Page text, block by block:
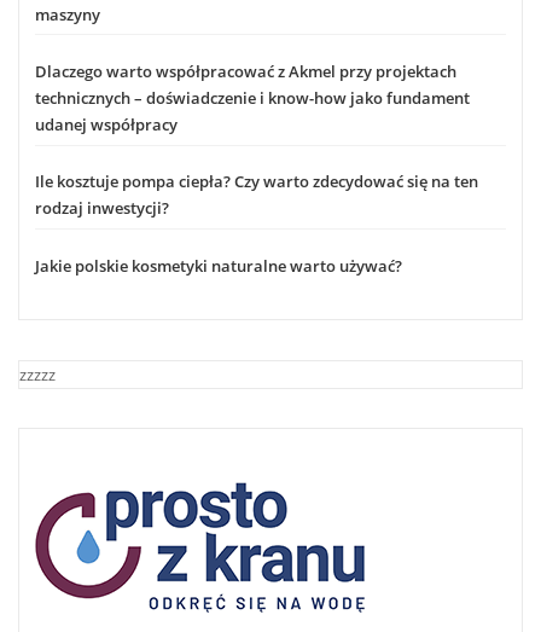
maszyny
Dlaczego warto współpracować z Akmel przy projektach
technicznych – doświadczenie i know-how jako fundament
udanej współpracy
Ile kosztuje pompa ciepła? Czy warto zdecydować się na ten
rodzaj inwestycji?
Jakie polskie kosmetyki naturalne warto używać?
zzzzz